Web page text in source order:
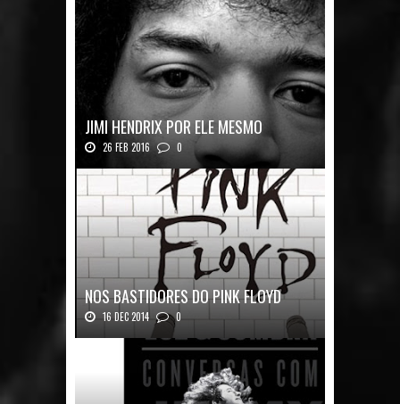
JIMI HENDRIX POR ELE MESMO
26 FEB 2016 0
Texto histórico expõe a mente do mestre J...
NOS BASTIDORES DO PINK FLOYD
16 DEC 2014 0
Nos Bastidores do Pink Floyd Autor: Mark B...